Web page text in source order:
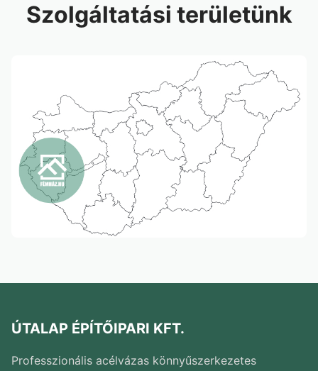
Szolgáltatási területünk
ÚTALAP ÉPÍTŐIPARI KFT.
Professzionális acélvázas könnyűszerkezetes